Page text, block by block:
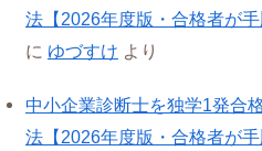
法【2026年度版・合格者が手
に ゆづすけ より
中小企業診断士を独学1発合
法【2026年度版・合格者が手